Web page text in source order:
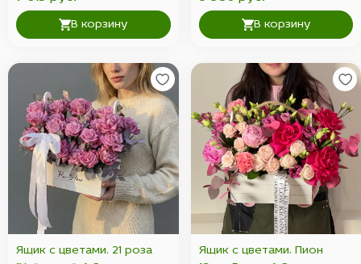
В корзину В корзину
Ящик с цветами. 21 роза
Ящик с цветами. Пион